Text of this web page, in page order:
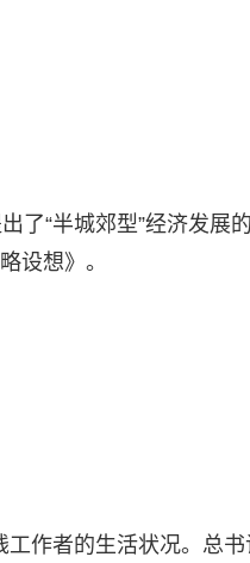
了“半城郊型”经济发展
设想》。
作者的生活状况。总